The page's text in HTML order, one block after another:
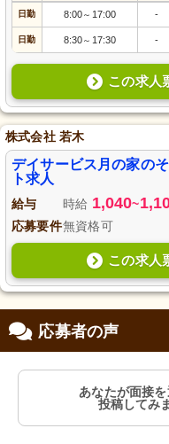
日勤 8:00～ 17:00 -
日勤 8:30～ 17:30 -
この求人
株式会社 若木
デイサービス月の家の
ト求人
給与 時給 1,040~
応募要件無資格可
この求人
応募者の声
あなたが面接
投稿してみ